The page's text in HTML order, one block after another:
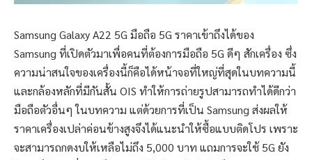
Samsung Galaxy A22 5G มือถือ 5G ราคาเข้าถึงได้ของ
Samsung ที่เปิดตัวมาเพื่อคนที่ต้องการมือถือ 5G ดีๆ สักเครื่อง ซึ่ง
ความน่าสนใจของเครื่องนี้ก็คือได้หน้าจอที่ใหญ่ที่สุดในบทความนี้
และกล้องหลักที่มีกันสั้น OIS ทำให้การถ่ายรูปสามารถทำได้ดีกว่า
มือถือตัวอื่นๆ ในบทความ แต่ด้วยการที่เป็น Samsung ส่งผลให้
ราคาเครื่องเปล่าค่อนข้างสูงจึงได้แนะนำให้ซื้อแบบติดโปร เพราะ
จะสามารถกดงบให้เหลือไม่ถึง 5,000 บาท แถมการจะใช้ 5G ยัง